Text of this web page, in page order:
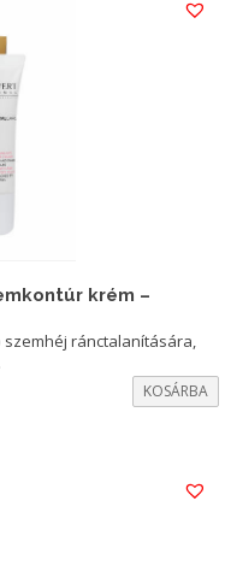
krém –
ránctalanítására,
KOSÁRBA